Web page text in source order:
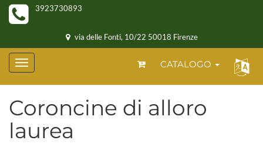
3923730893
via delle Fonti, 10/22 50018 Firenze
CATALOGO
Coroncine di alloro
laurea